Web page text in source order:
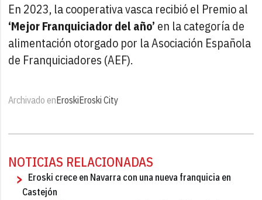
En 2023, la cooperativa vasca recibió el Premio al
‘Mejor Franquiciador del año’ en la categoría de
alimentación otorgado por la Asociación Española
de Franquiciadores (AEF).
Archivado enEroskiEroski City
NOTICIAS RELACIONADAS
Eroski crece en Navarra con una nueva franquicia en
Castejón